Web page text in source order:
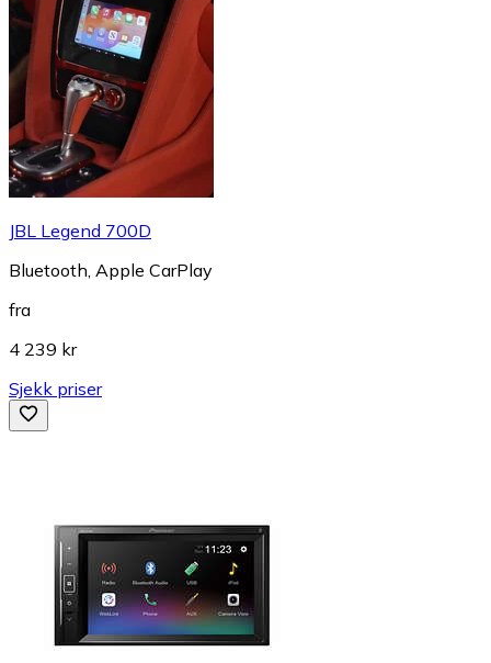
JBL Legend 700D
Bluetooth, Apple CarPlay
fra
4 239 kr
Sjekk priser